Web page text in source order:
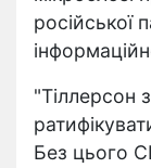
російської
"Тіллерсон
Без цього